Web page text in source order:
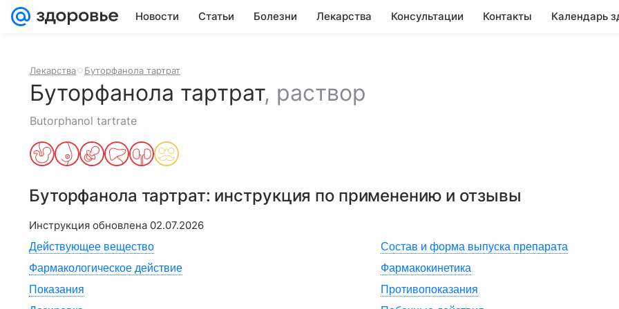
Новости Статьи Болезни Лекарства Консультации Контакты Календарь
Лекарства Буторфанола тартрат
Буторфанола тартрат, раствор
Butorphanol tartrate
Буторфанола тартрат: инструкция по применению и отзывы
Инструкция обновлена 02.07.2026
Действующее вещество
Состав и форма выпуска препарата
Фармакологическое действие
Фармакокинетика
Показания
Противопоказания